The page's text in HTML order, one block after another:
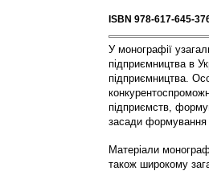
ISBN 978-617-645-
У монографії
підприємництва в
підприємництва.
підприємств,
засади формування
Матеріали
також широкому